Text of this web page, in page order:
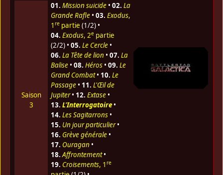
Saison
3
01. Mission suicide• 02. La
Grande Rafle• 03. Exodus,
1 repartie (1/2) •
04. Exodus, 2epartie
(2/2) • 05. Le Cercle•
06. La Tête de lion • 07. La
Balise• 08. Héros• 09. Le
Grand Combat• 10. Le
Passage• 11. L'Œil de
Jupiter• 12. Extase•
13. L'Interrogatoire•
14. Les Sagitarrons•
15. Un jour particulier•
16. Grève générale•
17. Ouragan •
18.Affrontement•
19. Croisements, 1 re